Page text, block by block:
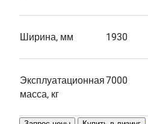
Ширина, мм 1930
Эксплуатационная
масса, кг
7000